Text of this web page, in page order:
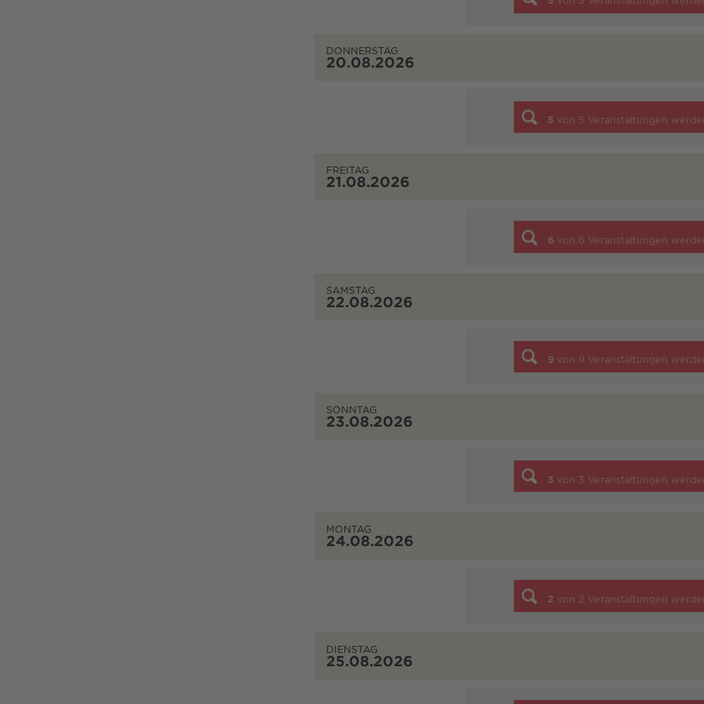
DONNERSTAG
20.08.2026
5 von 5 Veranstaltungen
FREITAG
21.08.2026
6 von 6 Veranstaltungen
SAMSTAG
22.08.2026
9 von 9 Veranstaltungen
SONNTAG
23.08.2026
3 von 3 Veranstaltungen
MONTAG
24.08.2026
2 von 2 Veranstaltungen
DIENSTAG
25.08.2026